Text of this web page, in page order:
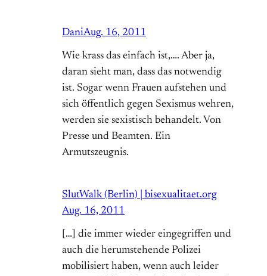
DaniAug. 16, 2011
Wie krass das einfach ist,…. Aber ja,
daran sieht man, dass das notwendig
ist. Sogar wenn Frauen aufstehen und
sich öffentlich gegen Sexismus wehren,
werden sie sexistisch behandelt. Von
Presse und Beamten. Ein
Armutszeugnis.
SlutWalk (Berlin) | bisexualitaet.org
Aug. 16, 2011
[…] die immer wieder eingegriffen und
auch die herumstehende Polizei
mobilisiert haben, wenn auch leider